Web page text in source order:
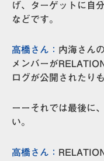
げ、ターゲットに自
などです。
高橋さん： 内海さん
メンバーが
ログが公開されたり
ーーそれでは最後に
い。
高橋さん：